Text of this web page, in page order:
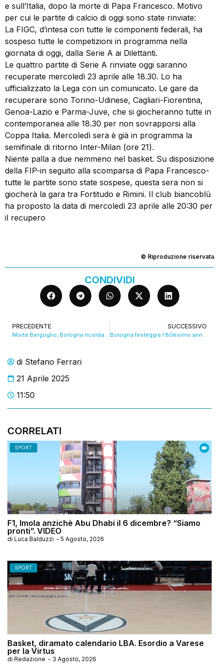
di Stefano Ferrari
21 Aprile 2025
11:50
CORRELATI
SPORT
F1, Imola anzichè Abu Dhabi il 6 dicembre? “Siamo
pronti”. VIDEO
di Luca Balduzzi - 5 Agosto, 2026
SPORT
Basket, diramato calendario LBA. Esordio a Varese
per la Virtus
di Redazione - 3 Agosto, 2026
e sull’Italia, dopo la morte di Papa Francesco. Motivo
per cui le partite di calcio di oggi sono state rinviate:
La FIGC, d’intesa con tutte le componenti federali, ha
sospeso tutte le competizioni in programma nella
giornata di oggi, dalla Serie A ai Dilettanti.
Le quattro partite di Serie A rinviate oggi saranno
recuperate mercoledì 23 aprile alle 18.30. Lo ha
ufficializzato la Lega con un comunicato. Le gare da
recuperare sono Torino-Udinese, Cagliari-Fiorentina,
Genoa-Lazio e Parma-Juve, che si giocheranno tutte in
contemporanea alle 18.30 per non sovrapporsi alla
Coppa Italia. Mercoledì sera è già in programma la
semifinale di ritorno Inter-Milan (ore 21).
Niente palla a due nemmeno nel basket. Su disposizione
della FIP-in seguito alla scomparsa di Papa Francesco-
tutte le partite sono state sospese, questa sera non si
giocherà la gara tra Fortitudo e Rimini. Il club biancoblù
ha proposto la data di mercoledì 23 aprile alle 20:30 per
il recupero
© Riproduzione riservata
CONDIVIDI
PRECEDENTE
Morte Bergoglio, Bologna ricorda il Papa degli ultimi. VIDEO
SUCCESSIVO
Bologna festeggia l’80esimo anniversario della Liberazione. VIDEO